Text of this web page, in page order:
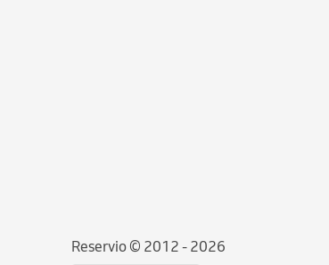
Reservio © 2012 - 2026